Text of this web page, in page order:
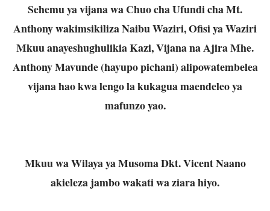
Sehemu ya vijana wa Chuo cha Ufundi cha Mt.
Anthony wakimsikiliza Naibu Waziri, Ofisi ya Waziri
Mkuu anayeshughulikia Kazi, Vijana na Ajira Mhe.
Anthony Mavunde (hayupo pichani) alipowatembelea
vijana hao kwa lengo la kukagua maendeleo ya
mafunzo yao.
Mkuu wa Wilaya ya Musoma Dkt. Vicent Naano
akieleza jambo wakati wa ziara hiyo.